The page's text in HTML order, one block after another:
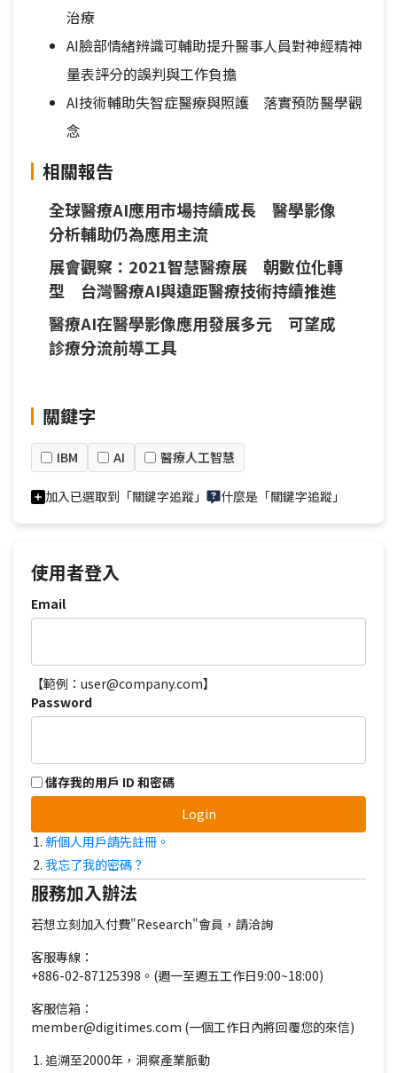
治療
AI臉部情緒辨識可輔助提升醫事人員對神經精神
量表評分的誤判與工作負擔
AI技術輔助失智症醫療與照護 落實預防醫學觀
念
相關報告
全球醫療AI應用市場持續成長 醫學影像
分析輔助仍為應用主流
展會觀察：2021智慧醫療展 朝數位化轉
型 台灣醫療AI與遠距醫療技術持續推進
醫療AI在醫學影像應用發展多元 可望成
診療分流前導工具
關鍵字
IBM AI 醫療人工智慧
加入已選取到「關鍵字追蹤」 什麼是「關鍵字追蹤」
使用者登入
Email
【範例：user@company.com】
Password
儲存我的用戶 ID 和密碼
Login
新個人用戶請先註冊。
我忘了我的密碼？
服務加入辦法
若想立刻加入付費"Research"會員，請洽詢
客服專線：
+886-02-87125398。(週一至週五工作日9:00~18:00)
客服信箱：
member@digitimes.com (一個工作日內將回覆您的來信)
追溯至2000年，洞察產業脈動